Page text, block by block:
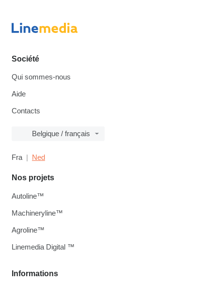
Société
Qui sommes-nous
Aide
Contacts
Belgique / français
Fra Ned
Informations
Nos projets
Autoline™
Machineryline™
Agroline™
Linemedia Digital ™